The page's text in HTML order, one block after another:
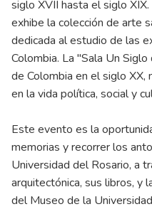
siglo XVII hasta el siglo
exhibe la colección de arte
dedicada al estudio de las
Colombia. La "Sala Un
de Colombia en el siglo
en la vida política, social y
Este evento es la
memorias y recorrer los
Universidad del Rosario, a
arquitectónica, sus libros, y
del Museo de la